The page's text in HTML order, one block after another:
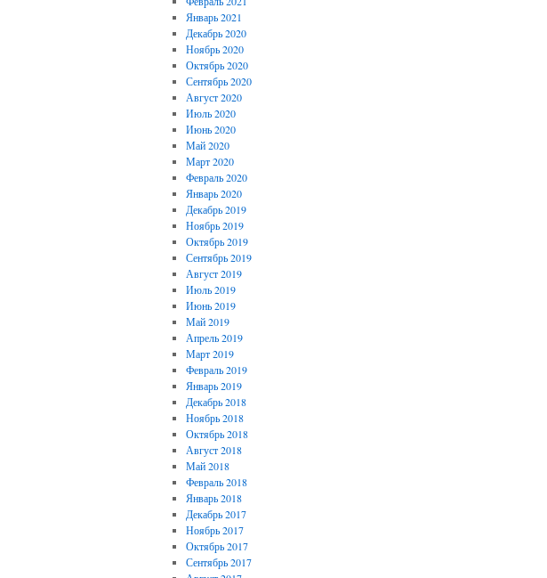
Январь 2021
Декабрь 2020
Ноябрь 2020
Октябрь 2020
Сентябрь 2020
Август 2020
Июль 2020
Июнь 2020
Май 2020
Март 2020
Февраль 2020
Январь 2020
Декабрь 2019
Ноябрь 2019
Октябрь 2019
Сентябрь 2019
Август 2019
Июль 2019
Июнь 2019
Май 2019
Апрель 2019
Март 2019
Февраль 2019
Январь 2019
Декабрь 2018
Ноябрь 2018
Октябрь 2018
Август 2018
Май 2018
Февраль 2018
Январь 2018
Декабрь 2017
Ноябрь 2017
Октябрь 2017
Сентябрь 2017